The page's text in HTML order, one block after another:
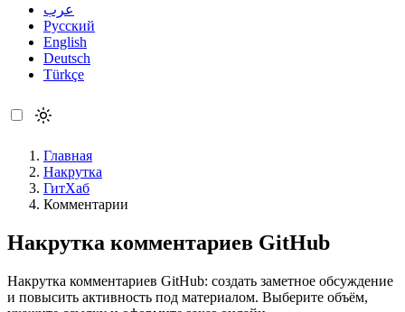
عرب
Русский
English
Deutsch
Türkçe
Главная
Накрутка
ГитХаб
Комментарии
Накрутка комментариев GitHub
Накрутка комментариев GitHub: создать заметное обсуждение
и повысить активность под материалом. Выберите объём,